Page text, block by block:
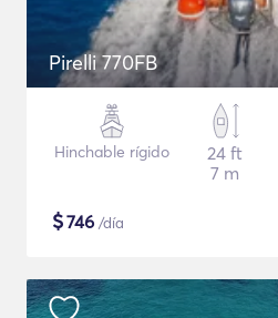
Pirelli 770FB
Hinchable rígido
24 ft
7 m
$746 /día